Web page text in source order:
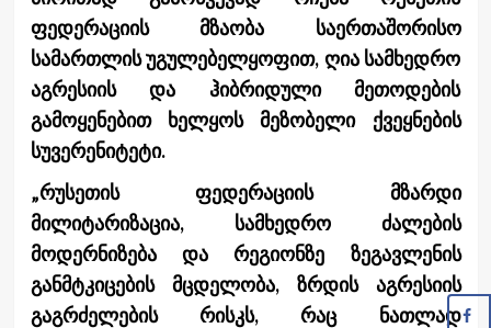
ფედერაციის მზაობა საერთაშორისო
სამართლის უგულებელყოფით, ღია სამხედრო
აგრესიის და ჰიბრიდული მეთოდების
გამოყენებით ხელყოს მეზობელი ქვეყნების
სუვერენიტეტი.
„რუსეთის ფედერაციის მზარდი
მილიტარიზაცია, სამხედრო ძალების
მოდერნიზება და რეგიონზე ზეგავლენის
განმტკიცების მცდელობა, ზრდის აგრესიის
გაგრძელების რისკს, რაც ნათლად